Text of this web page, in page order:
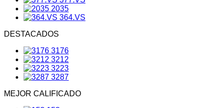
2035
364.VS
DESTACADOS
3176
3212
3223
3287
MEJOR CALIFICADO